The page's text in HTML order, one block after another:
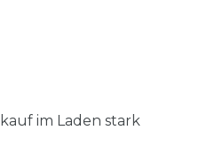
im Laden stark